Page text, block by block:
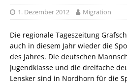
1. Dezember 2012 Migration
Die regionale Tageszeitung
auch in diesem Jahr wieder die
des Jahres. Die deutschen
Jugendklasse und die dreifache
Lensker sind in Nordhorn für die